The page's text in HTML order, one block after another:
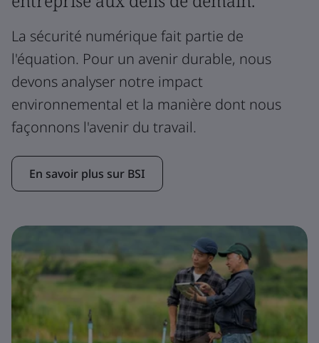
La sécurité numérique fait partie de
l'équation. Pour un avenir durable, nous
devons analyser notre impact
environnemental et la manière dont nous
façonnons l'avenir du travail.
En savoir plus sur BSI